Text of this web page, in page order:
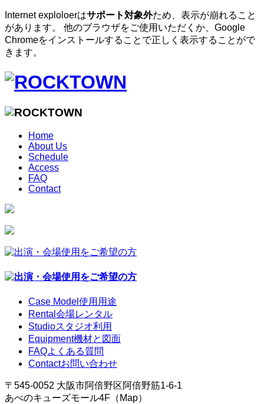
Internet exploloerはサポート対象外ため、表示が崩れること
があります。 他のブラウザをご使用いただくか、Google
Chromeをインストールすることで正しく表示することがで
きます。
Home
About Us
Schedule
Access
FAQ
Contact
Case Model 使用用途
Rental 会場レンタル
Studioスタジオ利用
Equipment機材と図面
FAQよくある質問
Contactお問い合わせ
〒545-0052 大阪市阿倍野区阿倍野筋1-6-1
あべのキューズモール4F（Map）